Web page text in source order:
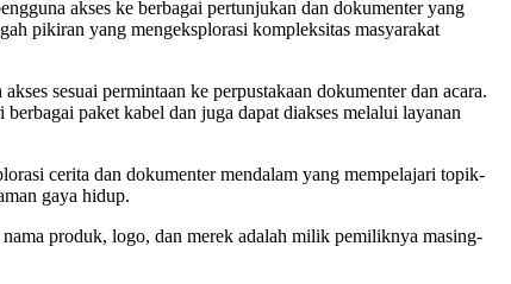
akses ke berbagai pertunjukan dan dokumenter yang
pikiran yang mengeksplorasi kompleksitas masyarakat
sesuai permintaan ke perpustakaan dokumenter dan acara.
paket kabel dan juga dapat diakses melalui layanan
cerita dan dokumenter mendalam yang mempelajari topik-
gaya hidup.
produk, logo, dan merek adalah milik pemiliknya masing-